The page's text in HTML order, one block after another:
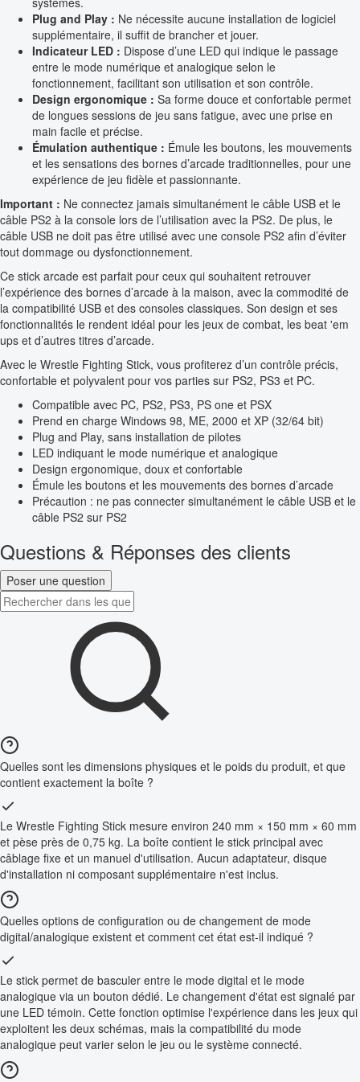
Plug and Play : Ne nécessite aucune installation de logiciel
supplémentaire, il suffit de brancher et jouer.
Indicateur LED : Dispose d’une LED qui indique le passage
entre le mode numérique et analogique selon le
fonctionnement, facilitant son utilisation et son contrôle.
Design ergonomique : Sa forme douce et confortable permet
de longues sessions de jeu sans fatigue, avec une prise en
main facile et précise.
Émulation authentique : Émule les boutons, les mouvements
et les sensations des bornes d’arcade traditionnelles, pour une
expérience de jeu fidèle et passionnante.
Important : Ne connectez jamais simultanément le câble USB et le
câble PS2 à la console lors de l’utilisation avec la PS2. De plus, le
câble USB ne doit pas être utilisé avec une console PS2 afin d’éviter
tout dommage ou dysfonctionnement.
Ce stick arcade est parfait pour ceux qui souhaitent retrouver
l’expérience des bornes d’arcade à la maison, avec la commodité de
la compatibilité USB et des consoles classiques. Son design et ses
fonctionnalités le rendent idéal pour les jeux de combat, les beat 'em
ups et d’autres titres d’arcade.
Avec le Wrestle Fighting Stick, vous profiterez d’un contrôle précis,
confortable et polyvalent pour vos parties sur PS2, PS3 et PC.
Compatible avec PC, PS2, PS3, PS one et PSX
Prend en charge Windows 98, ME, 2000 et XP (32/64 bit)
Plug and Play, sans installation de pilotes
LED indiquant le mode numérique et analogique
Design ergonomique, doux et confortable
Émule les boutons et les mouvements des bornes d’arcade
Précaution : ne pas connecter simultanément le câble USB et le
câble PS2 sur PS2
Questions & Réponses des clients
Poser une question
Quelles sont les dimensions physiques et le poids du produit, et que
contient exactement la boîte ?
Le Wrestle Fighting Stick mesure environ 240 mm × 150 mm × 60 mm
et pèse près de 0,75 kg. La boîte contient le stick principal avec
câblage fixe et un manuel d'utilisation. Aucun adaptateur, disque
d'installation ni composant supplémentaire n'est inclus.
Quelles options de configuration ou de changement de mode
digital/analogique existent et comment cet état est-il indiqué ?
Le stick permet de basculer entre le mode digital et le mode
analogique via un bouton dédié. Le changement d'état est signalé par
une LED témoin. Cette fonction optimise l'expérience dans les jeux qui
exploitent les deux schémas, mais la compatibilité du mode
analogique peut varier selon le jeu ou le système connecté.